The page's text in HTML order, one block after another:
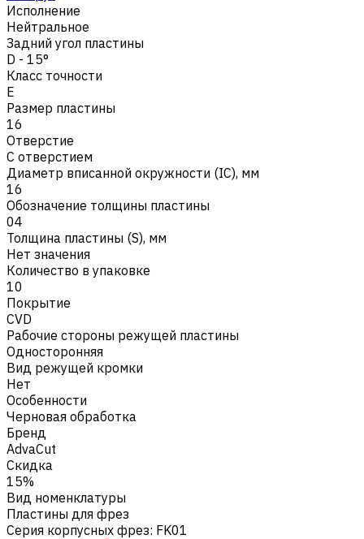
Исполнение
Нейтральное
Задний угол пластины
D - 15°
Класс точности
E
Размер пластины
16
Отверстие
С отверстием
Диаметр вписанной окружности (IC), мм
16
Обозначение толщины пластины
04
Толщина пластины (S), мм
Нет значения
Количество в упаковке
10
Покрытие
CVD
Рабочие стороны режущей пластины
Односторонняя
Вид режущей кромки
Нет
Особенности
Черновая обработка
Бренд
AdvaCut
Скидка
15%
Вид номенклатуры
Пластины для фрез
Серия корпусных фрез: FK01